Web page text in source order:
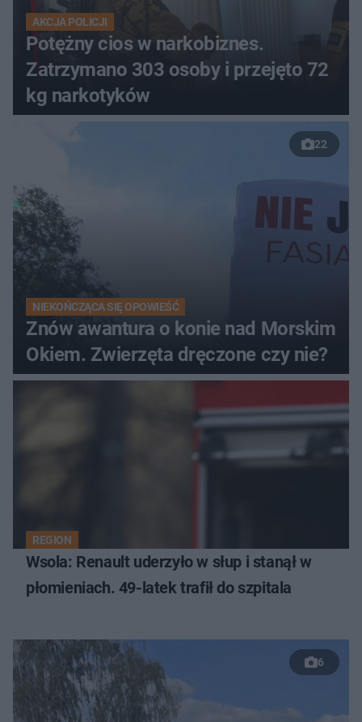
AKCJA POLICJI
Potężny cios w narkobiznes.
Zatrzymano 303 osoby i przejęto 72
kg narkotyków
22
NIEKOŃCZĄCA SIĘ OPOWIEŚĆ
Znów awantura o konie nad Morskim
Okiem. Zwierzęta dręczone czy nie?
REGION
Wsola: Renault uderzyło w słup i stanął w
płomieniach. 49-latek trafił do szpitala
6